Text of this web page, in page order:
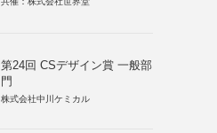
第24回 CSデザイン賞 一般部
門
株式会社中川ケミカル